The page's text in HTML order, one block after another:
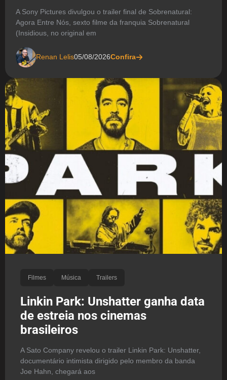
A Sony Pictures divulgou o trailer final de Sobrenatural:
Agora Entre Nós, sexto filme da franquia Sobrenatural
(Insidious, no original em
Renan Lelis05/08/2026Confira
Filmes Música Trailers
Linkin Park: Unshatter ganha data
de estreia nos cinemas
brasileiros
A Sato Company revelou o trailer Linkin Park: Unshatter,
documentário intimista dirigido pelo membro da banda
Joe Hahn, chegará aos